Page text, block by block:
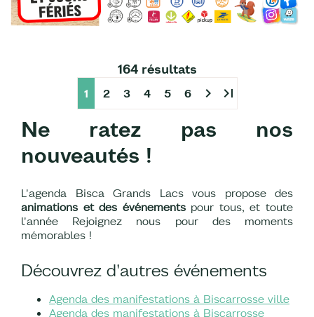
164 résultats
1 2 3 4 5 6 chevron_right last_page
Ne ratez pas nos
nouveautés !
L'agenda Bisca Grands Lacs vous propose des
animations et des événements pour tous, et toute
l'année Rejoignez nous pour des moments
mémorables !
Découvrez d'autres événements
Agenda des manifestations à Biscarrosse ville
Agenda des manifestations à Biscarrosse